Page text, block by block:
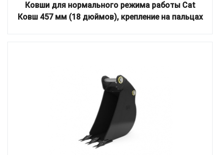
Ковши для нормального режима работы Cat
Ковш 457 мм (18 дюймов), крепление на пальцах